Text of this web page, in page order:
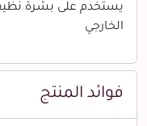
يستخدم على بشرة
الخارجي
فوائد المنتج